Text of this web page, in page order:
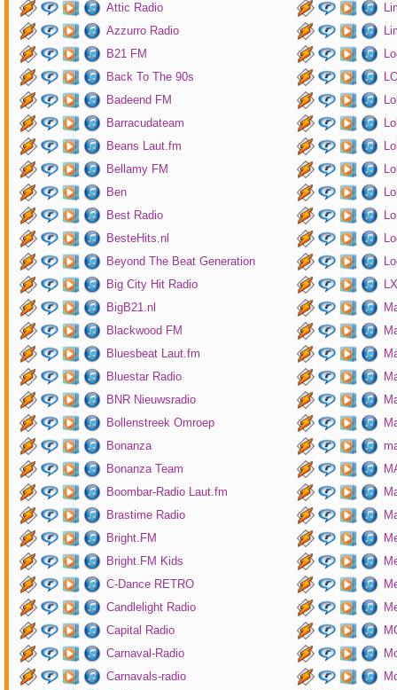
Attic Radio
Azzurro Radio
B21 FM
Back To The 90s
Badeend FM
Barracudateam
Beans Laut.fm
Bellamy FM
Ben
Best Radio
BesteHits.nl
Beyond The Beat Generation
Big City Hit Radio
BigB21.nl
Blackwood FM
Bluesbeat Laut.fm
Bluestar Radio
BNR Nieuwsradio
Bollenstreek Omroep
Bonanza
Bonanza Team
Boombar-Radio Laut.fm
Brastime Radio
Bright.FM
Bright.FM Kids
C-Dance RETRO
Candlelight Radio
Capital Radio
Carnaval-Radio
Carnavals-radio